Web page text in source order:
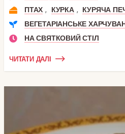
ПТАХ , КУРКА ,
КУРЯЧА
ВЕГЕТАРІАНСЬКЕ
НА СВЯТКОВИЙ СТІЛ
ЧИТАТИ ДАЛІ